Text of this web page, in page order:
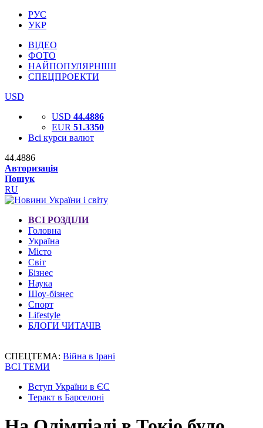
РУС
УКР
ВІДЕО
ФОТО
НАЙПОПУЛЯРНІШІ
СПЕЦПРОЕКТИ
USD
USD 44.4886
EUR 51.3350
Всі курси валют
44.4886
Авторизація
Пошук
RU
ВСІ РОЗДІЛИ
Головна
Україна
Місто
Світ
Бізнес
Наука
Шоу-бізнес
Спорт
Lifestyle
БЛОГИ ЧИТАЧІВ
СПЕЦТЕМА: Війна в Ірані
ВСІ ТЕМИ
Вступ України в ЄС
Теракт в Барселоні